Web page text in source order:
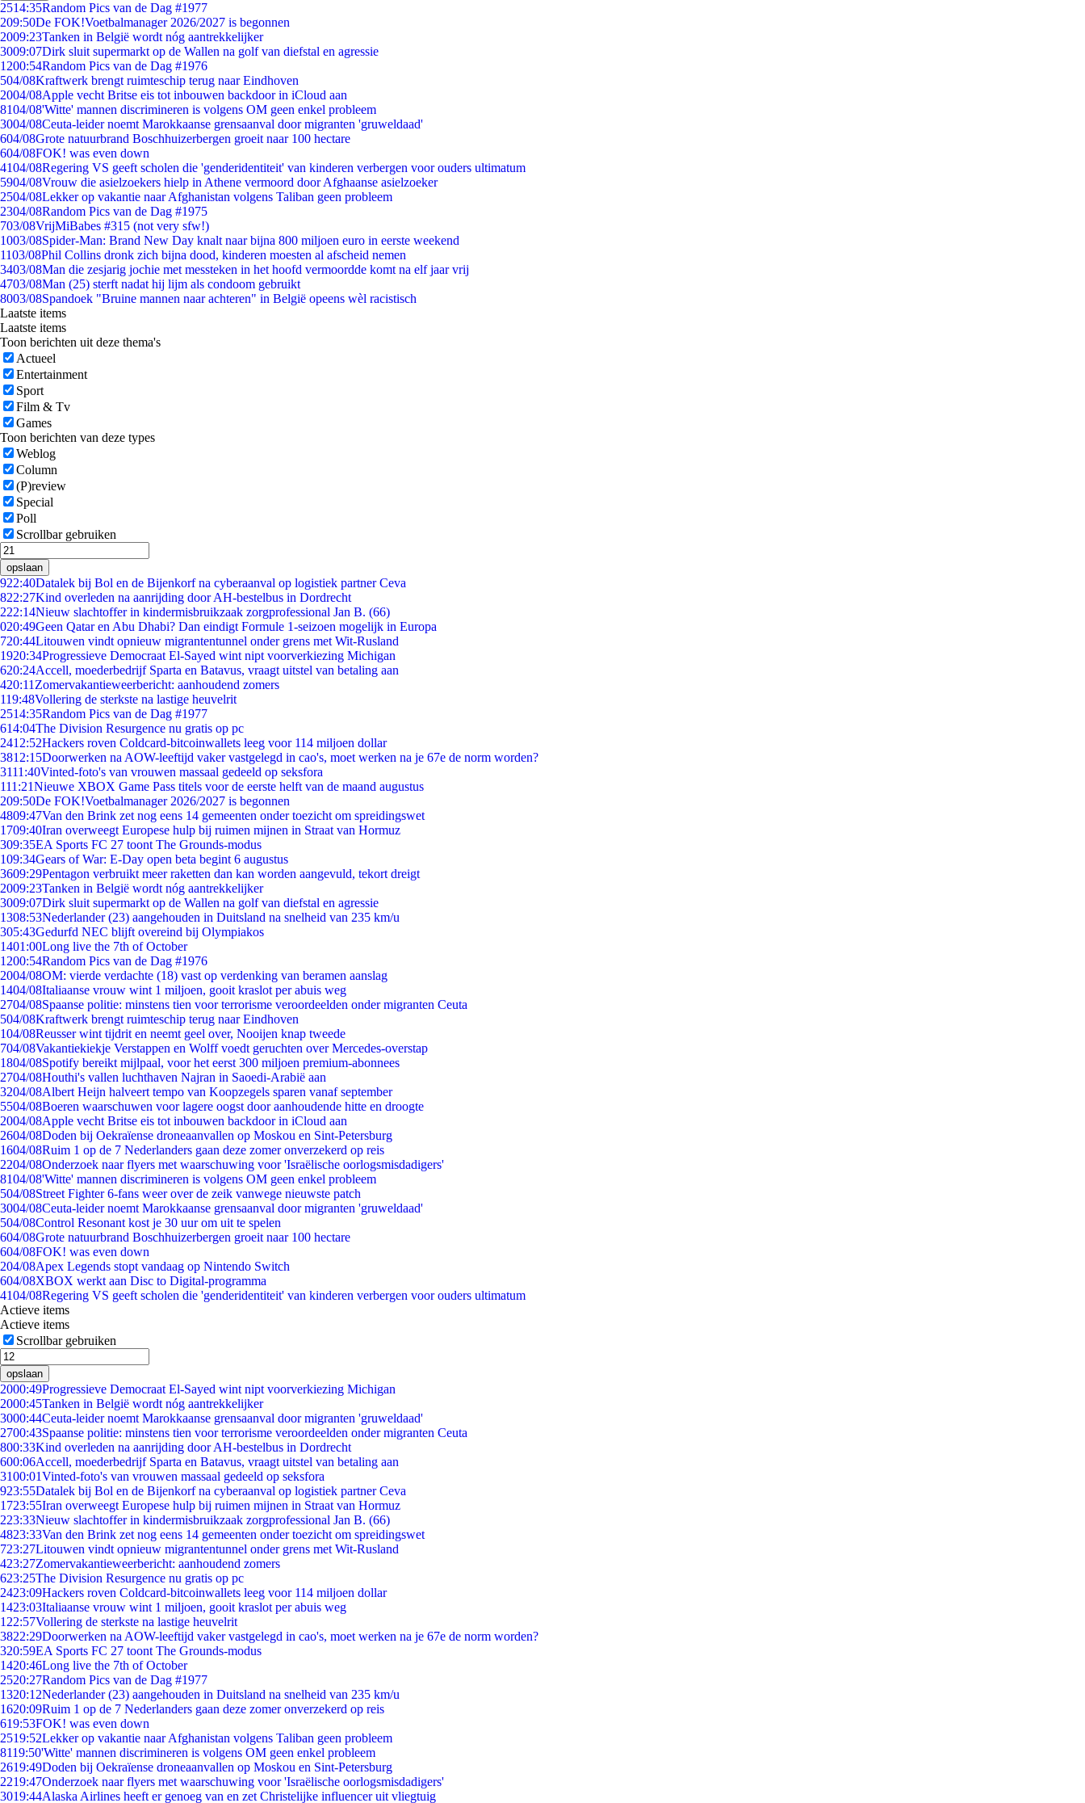
2514:35Random Pics van de Dag #1977
209:50De FOK!Voetbalmanager 2026/2027 is begonnen
2009:23Tanken in België wordt nóg aantrekkelijker
3009:07Dirk sluit supermarkt op de Wallen na golf van diefstal en agressie
1200:54Random Pics van de Dag #1976
504/08Kraftwerk brengt ruimteschip terug naar Eindhoven
2004/08Apple vecht Britse eis tot inbouwen backdoor in iCloud aan
8104/08'Witte' mannen discrimineren is volgens OM geen enkel probleem
3004/08Ceuta-leider noemt Marokkaanse grensaanval door migranten 'gruweldaad'
604/08Grote natuurbrand Boschhuizerbergen groeit naar 100 hectare
604/08FOK! was even down
4104/08Regering VS geeft scholen die 'genderidentiteit' van kinderen verbergen voor ouders ultimatum
5904/08Vrouw die asielzoekers hielp in Athene vermoord door Afghaanse asielzoeker
2504/08Lekker op vakantie naar Afghanistan volgens Taliban geen probleem
2304/08Random Pics van de Dag #1975
703/08VrijMiBabes #315 (not very sfw!)
1003/08Spider-Man: Brand New Day knalt naar bijna 800 miljoen euro in eerste weekend
1103/08Phil Collins dronk zich bijna dood, kinderen moesten al afscheid nemen
3403/08Man die zesjarig jochie met messteken in het hoofd vermoordde komt na elf jaar vrij
4703/08Man (25) sterft nadat hij lijm als condoom gebruikt
8003/08Spandoek "Bruine mannen naar achteren" in België opeens wèl racistisch
Laatste items
Laatste items
Toon berichten uit deze thema's
Actueel
Entertainment
Sport
Film & Tv
Games
Toon berichten van deze types
Weblog
Column
(P)review
Special
Poll
Scrollbar gebruiken
opslaan
922:40Datalek bij Bol en de Bijenkorf na cyberaanval op logistiek partner Ceva
822:27Kind overleden na aanrijding door AH-bestelbus in Dordrecht
222:14Nieuw slachtoffer in kindermisbruikzaak zorgprofessional Jan B. (66)
020:49Geen Qatar en Abu Dhabi? Dan eindigt Formule 1-seizoen mogelijk in Europa
720:44Litouwen vindt opnieuw migrantentunnel onder grens met Wit-Rusland
1920:34Progressieve Democraat El-Sayed wint nipt voorverkiezing Michigan
620:24Accell, moederbedrijf Sparta en Batavus, vraagt uitstel van betaling aan
420:11 Zomervakantieweerbericht: aanhoudend zomers
119:48Vollering de sterkste na lastige heuvelrit
2514:35Random Pics van de Dag #1977
614:04The Division Resurgence nu gratis op pc
2412:52Hackers roven Coldcard-bitcoinwallets leeg voor 114 miljoen dollar
3812:15Doorwerken na AOW-leeftijd vaker vastgelegd in cao's, moet werken na je 67e de norm worden?
3111:40Vinted-foto's van vrouwen massaal gedeeld op seksfora
111:21Nieuwe XBOX Game Pass titels voor de eerste helft van de maand augustus
209:50De FOK!Voetbalmanager 2026/2027 is begonnen
4809:47Van den Brink zet nog eens 14 gemeenten onder toezicht om spreidingswet
1709:40Iran overweegt Europese hulp bij ruimen mijnen in Straat van Hormuz
309:35EA Sports FC 27 toont The Grounds-modus
109:34Gears of War: E-Day open beta begint 6 augustus
3609:29Pentagon verbruikt meer raketten dan kan worden aangevuld, tekort dreigt
2009:23Tanken in België wordt nóg aantrekkelijker
3009:07Dirk sluit supermarkt op de Wallen na golf van diefstal en agressie
1308:53Nederlander (23) aangehouden in Duitsland na snelheid van 235 km/u
305:43Gedurfd NEC blijft overeind bij Olympiakos
1401:00Long live the 7th of October
1200:54Random Pics van de Dag #1976
2004/08OM: vierde verdachte (18) vast op verdenking van beramen aanslag
1404/08Italiaanse vrouw wint 1 miljoen, gooit kraslot per abuis weg
2704/08Spaanse politie: minstens tien voor terrorisme veroordeelden onder migranten Ceuta
504/08Kraftwerk brengt ruimteschip terug naar Eindhoven
104/08Reusser wint tijdrit en neemt geel over, Nooijen knap tweede
704/08Vakantiekiekje Verstappen en Wolff voedt geruchten over Mercedes-overstap
1804/08Spotify bereikt mijlpaal, voor het eerst 300 miljoen premium-abonnees
2704/08Houthi's vallen luchthaven Najran in Saoedi-Arabië aan
3204/08Albert Heijn halveert tempo van Koopzegels sparen vanaf september
5504/08Boeren waarschuwen voor lagere oogst door aanhoudende hitte en droogte
2004/08Apple vecht Britse eis tot inbouwen backdoor in iCloud aan
2604/08Doden bij Oekraïense droneaanvallen op Moskou en Sint-Petersburg
1604/08Ruim 1 op de 7 Nederlanders gaan deze zomer onverzekerd op reis
2204/08Onderzoek naar flyers met waarschuwing voor 'Israëlische oorlogsmisdadigers'
8104/08'Witte' mannen discrimineren is volgens OM geen enkel probleem
504/08Street Fighter 6-fans weer over de zeik vanwege nieuwste patch
3004/08Ceuta-leider noemt Marokkaanse grensaanval door migranten 'gruweldaad'
504/08Control Resonant kost je 30 uur om uit te spelen
604/08Grote natuurbrand Boschhuizerbergen groeit naar 100 hectare
604/08FOK! was even down
204/08Apex Legends stopt vandaag op Nintendo Switch
604/08XBOX werkt aan Disc to Digital-programma
4104/08Regering VS geeft scholen die 'genderidentiteit' van kinderen verbergen voor ouders ultimatum
Actieve items
Actieve items
Scrollbar gebruiken
opslaan
2000:49Progressieve Democraat El-Sayed wint nipt voorverkiezing Michigan
2000:45Tanken in België wordt nóg aantrekkelijker
3000:44Ceuta-leider noemt Marokkaanse grensaanval door migranten 'gruweldaad'
2700:43Spaanse politie: minstens tien voor terrorisme veroordeelden onder migranten Ceuta
800:33Kind overleden na aanrijding door AH-bestelbus in Dordrecht
600:06Accell, moederbedrijf Sparta en Batavus, vraagt uitstel van betaling aan
3100:01Vinted-foto's van vrouwen massaal gedeeld op seksfora
923:55Datalek bij Bol en de Bijenkorf na cyberaanval op logistiek partner Ceva
1723:55Iran overweegt Europese hulp bij ruimen mijnen in Straat van Hormuz
223:33Nieuw slachtoffer in kindermisbruikzaak zorgprofessional Jan B. (66)
4823:33Van den Brink zet nog eens 14 gemeenten onder toezicht om spreidingswet
723:27Litouwen vindt opnieuw migrantentunnel onder grens met Wit-Rusland
423:27Zomervakantieweerbericht: aanhoudend zomers
623:25The Division Resurgence nu gratis op pc
2423:09Hackers roven Coldcard-bitcoinwallets leeg voor 114 miljoen dollar
1423:03Italiaanse vrouw wint 1 miljoen, gooit kraslot per abuis weg
1 22:57Vollering de sterkste na lastige heuvelrit
3822:29Doorwerken na AOW-leeftijd vaker vastgelegd in cao's, moet werken na je 67e de norm worden?
320:59EA Sports FC 27 toont The Grounds-modus
1420:46Long live the 7th of October
2520:27Random Pics van de Dag #1977
1320:12Nederlander (23) aangehouden in Duitsland na snelheid van 235 km/u
1620:09Ruim 1 op de 7 Nederlanders gaan deze zomer onverzekerd op reis
619:53FOK! was even down
2519:52Lekker op vakantie naar Afghanistan volgens Taliban geen probleem
8119:50'Witte' mannen discrimineren is volgens OM geen enkel probleem
2619:49Doden bij Oekraïense droneaanvallen op Moskou en Sint-Petersburg
2219:47Onderzoek naar flyers met waarschuwing voor 'Israëlische oorlogsmisdadigers'
3019:44Alaska Airlines heeft er genoeg van en zet Christelijke influencer uit vliegtuig